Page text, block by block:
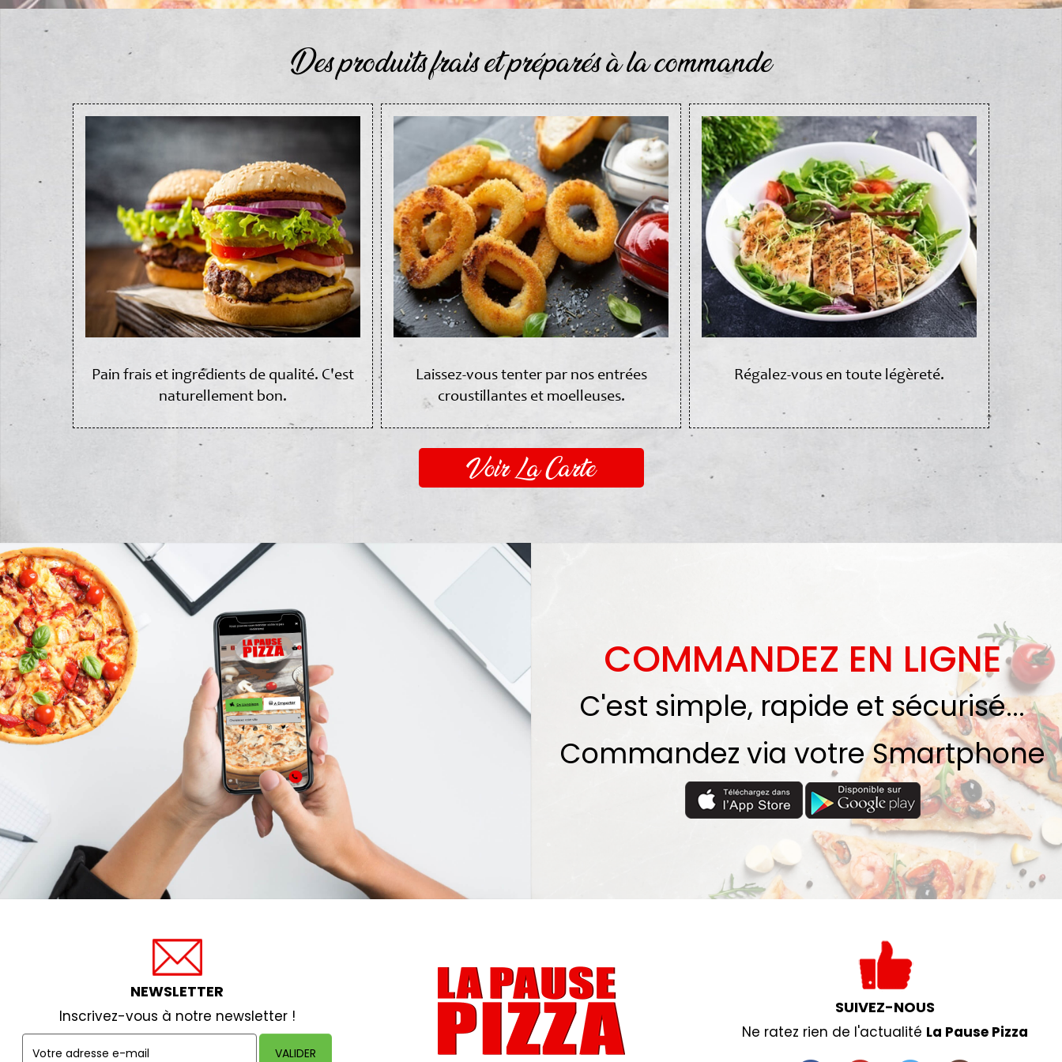
Des produits frais et préparés à la commande
Pain frais et ingrédients de qualité. C'est
naturellement bon.
Laissez-vous tenter par nos entrées
croustillantes et moelleuses.
Régalez-vous en toute légèreté.
Voir La Carte
COMMANDEZ EN LIGNE
C'est simple, rapide et sécurisé...
Commandez via votre Smartphone
NEWSLETTER
Inscrivez-vous à notre newsletter !
VALIDER
SUIVEZ-NOUS
Ne ratez rien de l'actualité La Pause Pizza